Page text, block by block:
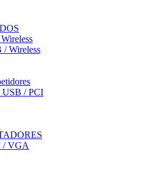
/ Wireless
USB / PCI
/ VGA